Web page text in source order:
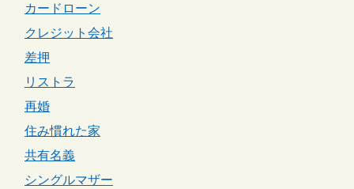
カードローン
クレジット会社
差押
リストラ
再婚
住み慣れた家
共有名義
シングルマザー